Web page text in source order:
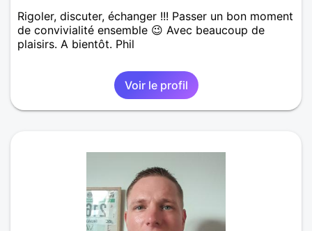
Rigoler, discuter, échanger !!! Passer un bon moment
de convivialité ensemble 😉 Avec beaucoup de
plaisirs. A bientôt. Phil
Voir le profil